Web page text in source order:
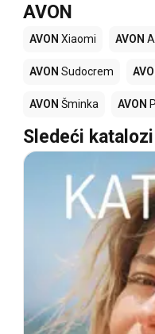
AVON
AVON Xiaomi AVON
AVON Sudocrem
AVON Šminka AVON
Sledeći katalozi